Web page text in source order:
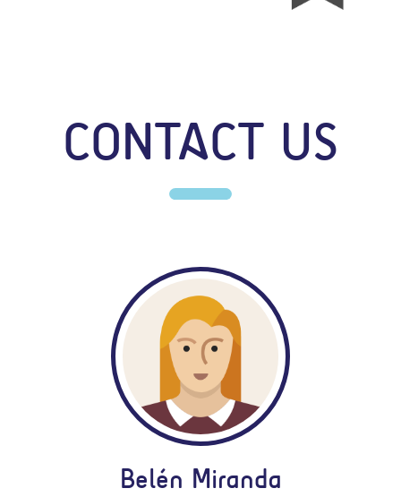
CONTACT US
Belén Miranda